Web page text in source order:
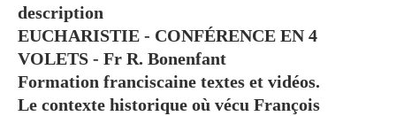
description
EUCHARISTIE - CONFÉRENCE EN 4
VOLETS - Fr R. Bonenfant
Formation franciscaine textes et vidéos.
Le contexte historique où vécu François